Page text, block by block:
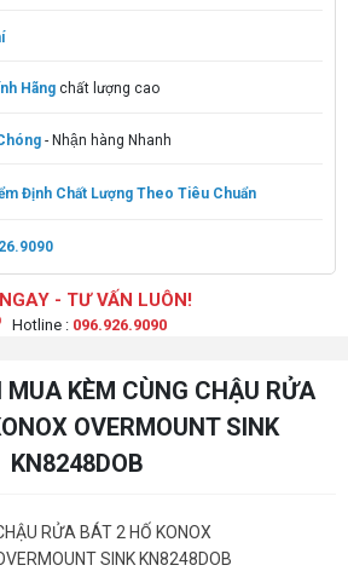
Hãng chất lượng cao
- Nhận hàng Nhanh
Định Chất Lượng Theo Tiêu Chuẩn
- TƯ VẤN LUÔN!
Hotline : 096.926.9090
MUA KÈM CÙNG CHẬU RỬA
OVERMOUNT SINK
KN8248DOB
RỬA BÁT 2 HỐ KONOX
SINK KN8248DOB